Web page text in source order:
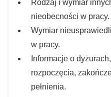
Rodzaj i wymiar
nieobecności w pracy.
Wymiar
w pracy.
Informacje o
rozpoczęcia,
pełnienia.